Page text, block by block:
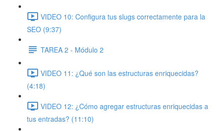
VIDEO 10: Configura tus slugs correctamente para la
SEO (9:37)
TAREA 2 - Módulo 2
VIDEO 11: ¿Qué son las estructuras enriquecidas?
(4:18)
VIDEO 12: ¿Cómo agregar estructuras enriquecidas a
tus entradas? (11:10)